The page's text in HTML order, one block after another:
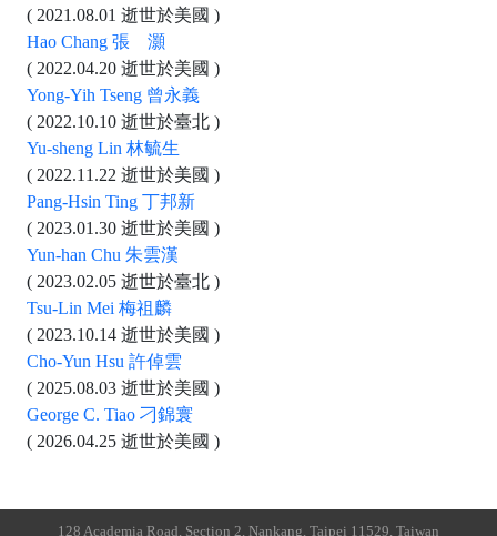
( 2021.08.01 逝世於美國 )
Hao Chang 張 灝
( 2022.04.20 逝世於美國 )
Yong-Yih Tseng 曾永義
( 2022.10.10 逝世於臺北 )
Yu-sheng Lin 林毓生
( 2022.11.22 逝世於美國 )
Pang-Hsin Ting 丁邦新
( 2023.01.30 逝世於美國 )
Yun-han Chu 朱雲漢
( 2023.02.05 逝世於臺北 )
Tsu-Lin Mei 梅祖麟
( 2023.10.14 逝世於美國 )
Cho-Yun Hsu 許倬雲
( 2025.08.03 逝世於美國 )
George C. Tiao 刁錦寰
( 2026.04.25 逝世於美國 )
128 Academia Road, Section 2, Nankang, Taipei 11529, Taiwan